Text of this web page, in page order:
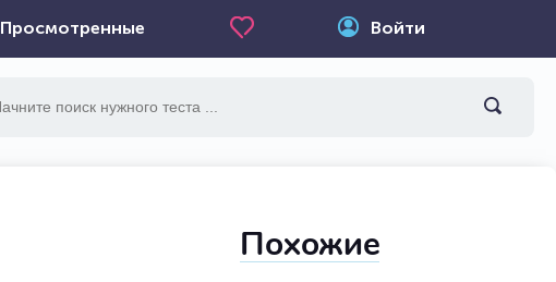
Просмотренные Войти
Похожие